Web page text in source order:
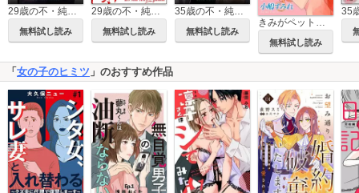
29歳の不・純愛 ～あなたが恋しいだけだった～（分冊版）
無料試し読み
29歳の不・純愛 ～あなたが恋しいだけだった～
無料試し読み
35歳の不・純愛 ～あなたが恋しいだけだった～（分冊版）
無料試し読み
きみがペット Love Jossie
無料試し読み
「 女の子のヒミツ 」のおすすめ作品